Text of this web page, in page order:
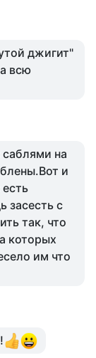
джигит"
всю
на
и
засесть с
так, что
которых
им что